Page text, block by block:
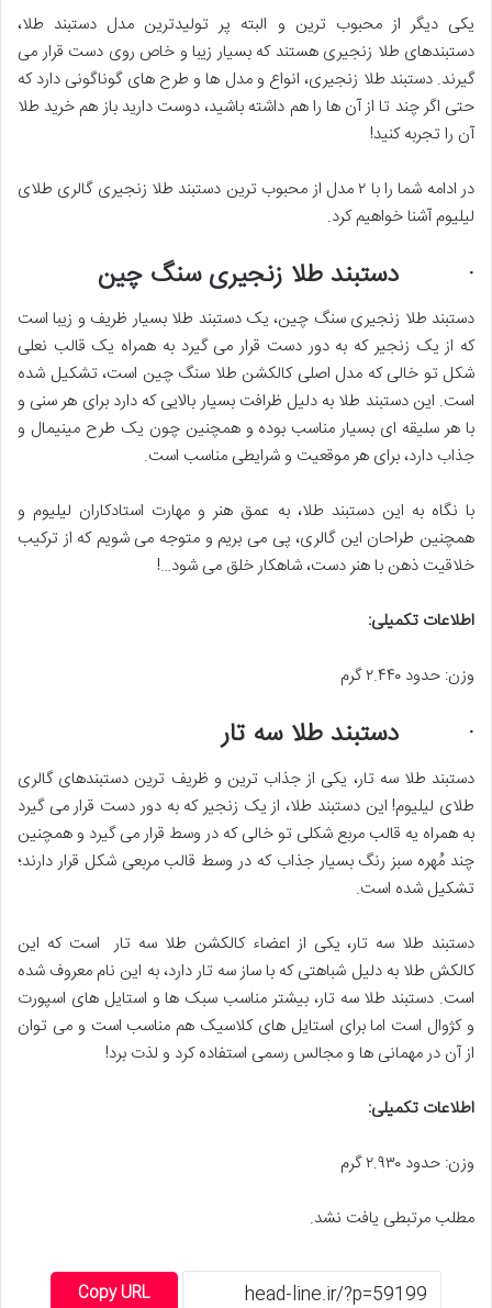
یکی دیگر از محبوب ترین و البته پر تولیدترین مدل دستبند طلا،
دستبندهای طلا زنجیری هستند که بسیار زیبا و خاص روی دست قرار می
گیرند. دستبند طلا زنجیری، انواع و مدل ها و طرح های گوناگونی دارد که
حتی اگر چند تا از آن ها را هم داشته باشید، دوست دارید باز هم خرید طلا
آن را تجربه کنید!
در ادامه شما را با ۲ مدل از محبوب ترین دستبند طلا زنجیری گالری طلای
لیلیوم آشنا خواهیم کرد.
· دستبند طلا زنجیری سنگ چین
دستبند طلا زنجیری سنگ چین، یک دستبند طلا بسیار ظریف و زیبا است
که از یک زنجیر که به دور دست قرار می ‌گیرد به همراه یک قالب نعلی
شکل تو خالی که مدل اصلی کالکشن طلا سنگ چین است، تشکیل شده
است. این دستبند طلا به دلیل ظرافت بسیار بالایی که دارد برای هر سنی و
با هر سلیقه ‌ای بسیار مناسب بوده و همچنین چون یک طرح مینیمال و
جذاب دارد، برای هر موقعیت و شرایطی مناسب است.
با نگاه به این دستبند طلا، به عمق هنر و مهارت استادکاران لیلیوم و
همچنین طراحان این گالری، پی می ‌بریم و متوجه می ‌شویم که از ترکیب
خلاقیت ذهن با هنر دست، شاهکار خلق می‌ شود…!
اطلاعات تکمیلی:
وزن: حدود ۲.۴۴۰ گرم
· دستبند طلا سه تار
دستبند طلا سه تار، یکی از جذاب ‌ترین و ظریف ‌ترین دستبندهای گالری
طلای لیلیوم! این دستبند طلا، از یک زنجیر که به دور دست قرار می‌ گیرد
به همراه یه قالب مربع شکلی تو خالی که در وسط قرار می‌ گیرد و همچنین
چند مُهره سبز رنگ بسیار جذاب که در وسط قالب مربعی شکل قرار دارند؛
تشکیل شده است.
دستبند طلا سه تار، یکی از اعضاء کالکشن طلا سه تار است که این
کالکش طلا به دلیل شباهتی که با ساز سه تار دارد، به این نام معروف شده
است. دستبند طلا سه تار، بیشتر مناسب سبک‌ ها و استایل ‌های اسپورت
و کژوال است اما برای استایل ‌های کلاسیک هم مناسب است و می‌ توان
از آن در مهمانی‌ ها و مجالس رسمی استفاده کرد و لذت برد!
اطلاعات تکمیلی:
وزن: حدود ۲.۹۳۰ گرم
مطلب مرتبطی یافت نشد.
Copy URL